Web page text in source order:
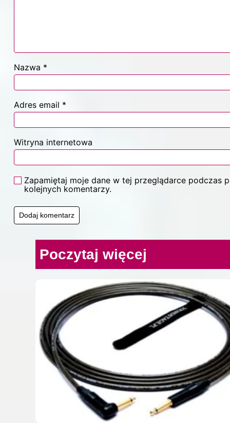
Nazwa *
Adres email *
Witryna internetowa
Zapamiętaj moje dane w tej przeglądarce podczas
kolejnych komentarzy.
Poczytaj więcej